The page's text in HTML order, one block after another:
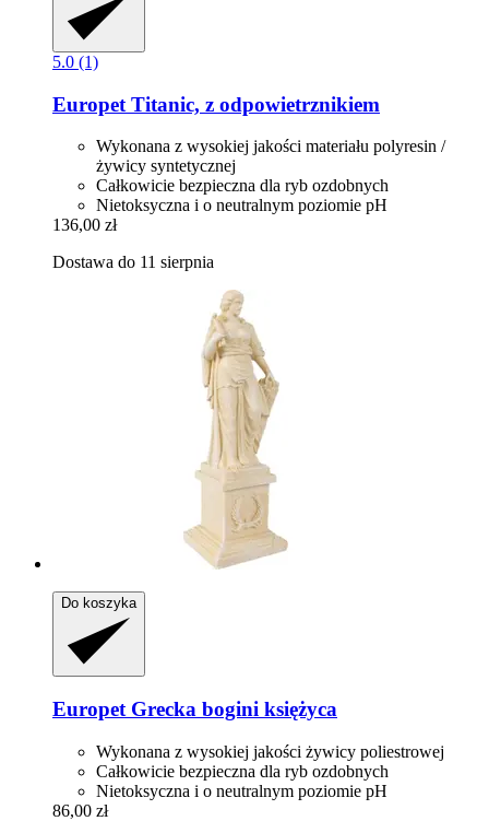
5.0 (1)
Europet Titanic, z odpowietrznikiem
Wykonana z wysokiej jakości materiału polyresin /
żywicy syntetycznej
Całkowicie bezpieczna dla ryb ozdobnych
Nietoksyczna i o neutralnym poziomie pH
136,00 zł
Dostawa do 11 sierpnia
Do koszyka
Europet Grecka bogini księżyca
Wykonana z wysokiej jakości żywicy poliestrowej
Całkowicie bezpieczna dla ryb ozdobnych
Nietoksyczna i o neutralnym poziomie pH
86,00 zł